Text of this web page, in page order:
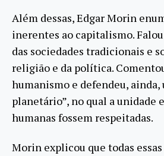
Além dessas, Edgar Morin
inerentes ao capitalismo.
das sociedades tradicionais e
religião e da política.
humanismo e defendeu, ainda,
planetário”, no qual a unidade
humanas fossem respeitadas.
Morin explicou que todas